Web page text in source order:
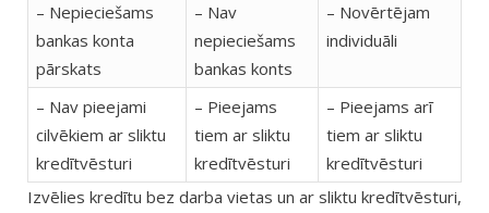
– Nepieciešams
bankas konta
pārskats
– Nav
nepieciešams
bankas konts
– Novērtējam
individuāli
– Nav pieejami
cilvēkiem ar sliktu
kredītvēsturi
– Pieejams
tiem ar sliktu
kredītvēsturi
– Pieejams arī
tiem ar sliktu
kredītvēsturi
Izvēlies kredītu bez darba vietas un ar sliktu kredītvēsturi,